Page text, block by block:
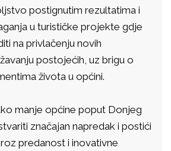
postignutim rezultatima i
u turističke projekte gdje
na privlačenju novih
postojećih, uz brigu o
života u općini.
manje općine poput Donjeg
značajan napredak i postići
predanost i inovativne